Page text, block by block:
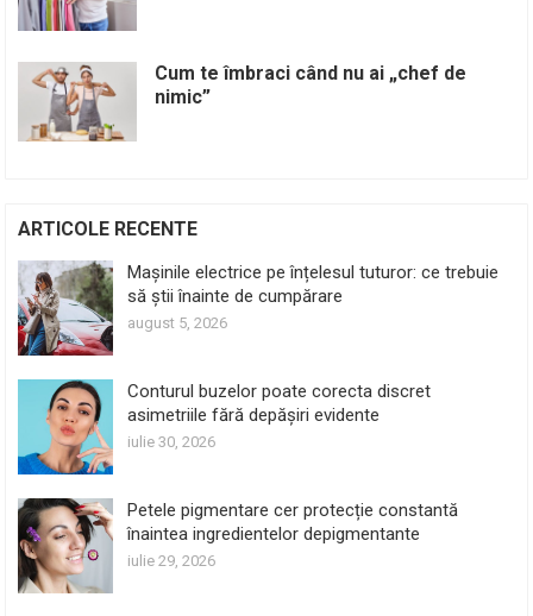
Cum te îmbraci când nu ai „chef de
nimic”
ARTICOLE RECENTE
Mașinile electrice pe înțelesul tuturor: ce trebuie
să știi înainte de cumpărare
august 5, 2026
Conturul buzelor poate corecta discret
asimetriile fără depășiri evidente
iulie 30, 2026
Petele pigmentare cer protecție constantă
înaintea ingredientelor depigmentante
iulie 29, 2026